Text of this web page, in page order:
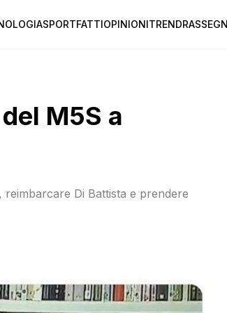
SPORTFATTIOPINIONITREND
M5S a
Di Battista e prendere